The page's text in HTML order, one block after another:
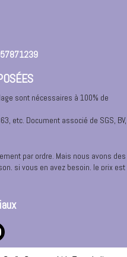
Huisant, City, vous pouvez nous
la voiture pour vous ramasser.
à: RM.1208,12 /, 165 # East
sont nécessaires à 100% de
etc. Document associé de SGS, BV,
par ordre. Mais nous avons des
si vous en avez besoin, le prix est
nina@holhan.com
dans le temps.
PROJET, MOQ sera 1.